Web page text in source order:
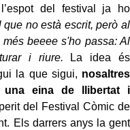
del festival ja ho
no està escrit, però al
beeee s'ho passa: Al
i riure. La idea és
la que sigui, nosaltres
una eina de llibertat i
del Festival Còmic de
Els darrers anys la gent